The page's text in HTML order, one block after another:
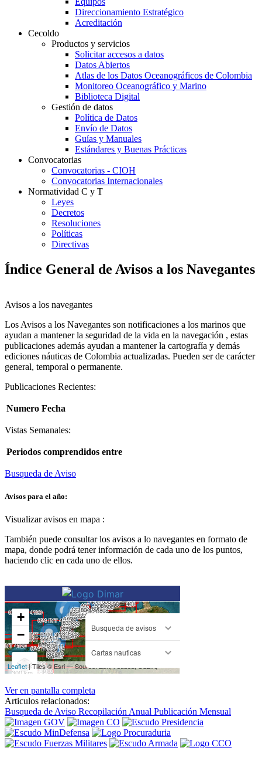
Direccionamiento Estratégico
Acreditación
Cecoldo
Productos y servicios
Solicitar accesos a datos
Datos Abiertos
Atlas de los Datos Oceanográficos de Colombia
Monitoreo Oceanográfico y Marino
Biblioteca Digital
Gestión de datos
Política de Datos
Envío de Datos
Guías y Manuales
Estándares y Buenas Prácticas
Convocatorias
Convocatorias - CIOH
Convocatorias Internacionales
Normatividad C y T
Leyes
Decretos
Resoluciones
Políticas
Directivas
Índice General de Avisos a los Navegantes
Avisos a los navegantes
Los Avisos a los Navegantes son notificaciones a los marinos que
ayudan a mantener la seguridad de la vida en la navegación , estas
publicaciones además ayudan a mantener la cartografía y demás
ediciones náuticas de Colombia actualizadas. Pueden ser de carácter
general, temporal o permanente.
Publicaciones Recientes:
Numero Fecha
Vistas Semanales:
Periodos comprendidos entre
Busqueda de Aviso
Avisos para el año:
Visualizar avisos en mapa :
También puede consultar los avisos a lo navegantes en formato de
mapa, donde podrá tener información de cada uno de los puntos,
haciendo clic en cada uno de ellos.
Ver en pantalla completa
Articulos relacionados:
Busqueda de Aviso Recopilación Anual Publicación Mensual